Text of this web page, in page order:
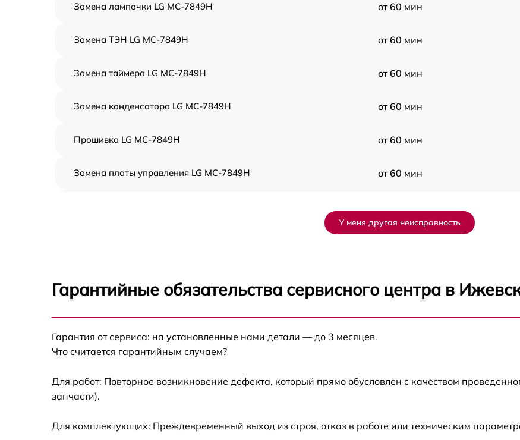
Замена лампочки LG MC-7849H от 60 мин
Замена ТЭН LG MC-7849H от 60 мин
Замена таймера LG MC-7849H от 60 мин
Замена конденсатора LG MC-7849H от 60 мин
Прошивка LG MC-7849H от 60 мин
Замена платы управления LG MC-7849H от 60 мин
Ремонт волновода LG MC-7849H
7849H
Замена силового трансформатора LG MC-
У меня другая неисправность
Гарантийные обязательства сервисного центра в
Гарантия от сервиса: на установленные нами детали — до 3 месяцев.
Что считается гарантийным случаем?
Для работ: Повторное возникновение дефекта, который прямо обусловлен с качеством
запчасти).
Для комплектующих: Преждевременный выход из строя, отказ в работе или техническим